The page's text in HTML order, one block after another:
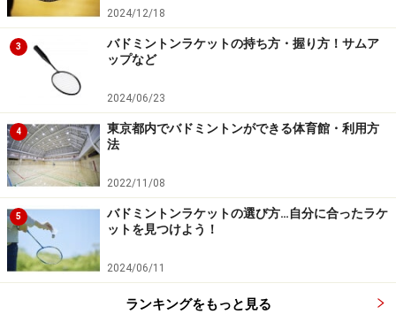
女子シングルスだと、10位に
ス)。
女子ダブルスは、なんと1位に
選手(日本ユニシス)、さらに6位に
令佳選手(再春館製薬所)。
どうですか？バドミントンも結構やるでしょう？
さらに2015年4月17日に文部科学省の「マルチサポート
事業(五輪夏季競技)」において女子バドミントンはA評価
をもらっています。マルチサポート事業とは「五輪で、
メダル獲得が期待できる競技に支援する事業」のことで
リオ五輪でのバドミントンの活躍を国も期
2024/12/18
3
バドミントンラケットの持ち方・握り方！サムア
ップなど
2024/06/23
4
東京都内でバドミントンができる体育館・利用方
法
2022/11/08
5
バドミントンラケットの選び方…自分に合ったラケ
ットを見つけよう！
2024/06/11
ランキングをもっと見る